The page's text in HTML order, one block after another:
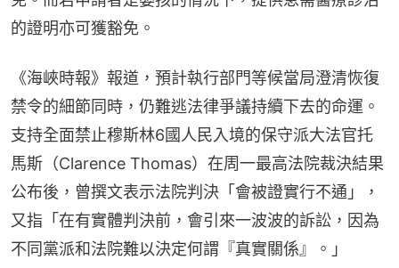
的證明亦可獲豁免。
《海峽時報》報道，預計執行部門等候當局澄清恢復
禁令的細節同時，仍難逃法律爭議持續下去的命運。
支持全面禁止穆斯林6國人民入境的保守派大法官托
馬斯（Clarence Thomas）在周一最高法院裁決結果
公布後，曾撰文表示法院判決「會被證實行不通」，
又指「在有實體判決前，會引來一波波的訴訟，因為
不同黨派和法院難以決定何謂『真實關係』。」